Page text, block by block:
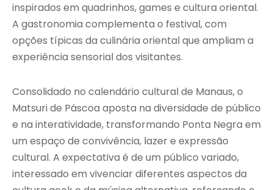
inspirados em quadrinhos, games e cultura oriental.
A gastronomia complementa o festival, com
opções típicas da culinária oriental que ampliam a
experiência sensorial dos visitantes.
Consolidado no calendário cultural de Manaus, o
Matsuri de Páscoa aposta na diversidade de público
e na interatividade, transformando Ponta Negra em
um espaço de convivência, lazer e expressão
cultural. A expectativa é de um público variado,
interessado em vivenciar diferentes aspectos da